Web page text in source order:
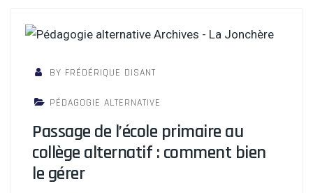
BY FRÉDÉRIQUE DISANT
PÉDAGOGIE ALTERNATIVE
Passage de l’école primaire au
collège alternatif : comment bien
le gérer